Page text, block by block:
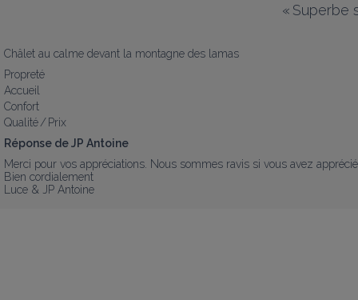
« Superbe
Châlet au calme devant la montagne des lamas
Propreté
Accueil
Confort
Qualité / Prix
Réponse de JP Antoine
Merci pour vos appréciations. Nous sommes ravis si vous avez
Bien cordialement
Luce & JP Antoine